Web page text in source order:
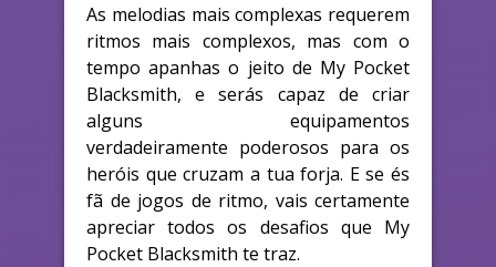
As melodias mais complexas requerem
ritmos mais complexos, mas com o
tempo apanhas o jeito de My Pocket
Blacksmith, e serás capaz de criar
alguns equipamentos
verdadeiramente poderosos para os
heróis que cruzam a tua forja. E se és
fã de jogos de ritmo, vais certamente
apreciar todos os desafios que My
Pocket Blacksmith te traz.